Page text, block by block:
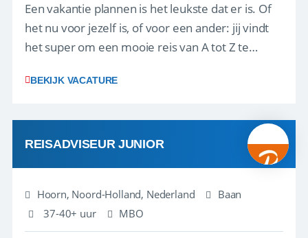
Een vakantie plannen is het leukste dat er is. Of
het nu voor jezelf is, of voor een ander: jij vindt
het super om een mooie reis van A tot Z te
vakantiegangers de meest prachtige plekjes op
werken: of het nu gaat om vragen ...
BEKIJK VACATURE
REISADVISEUR JUNIOR
Hoorn, Noord-Holland, Nederland
Baan
37-40+ uur
MBO